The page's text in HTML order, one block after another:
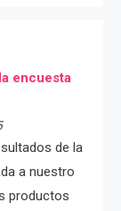
encuesta
de la
a nuestro
productos